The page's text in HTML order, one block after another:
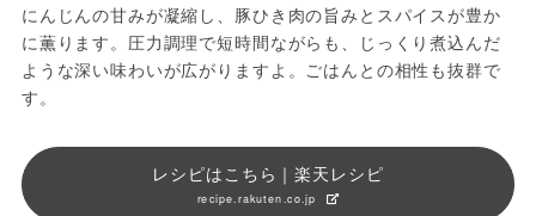
にんじんの甘みが凝縮し、豚ひき肉の旨みとスパイスが豊か
に薫ります。圧力調理で短時間ながらも、じっくり煮込んだ
ような深い味わいが広がりますよ。ごはんとの相性も抜群で
す。
レシピはこちら｜楽天レシピ
recipe.rakuten.co.jp